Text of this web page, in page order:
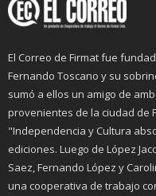
El Correo de Firmat fue
Fernando Toscano y su
sumó a ellos un amigo de
provenientes de la ciudad de
"Independencia y Cultura
ediciones. Luego de López
Saez, Fernando López y
una cooperativa de trabajo